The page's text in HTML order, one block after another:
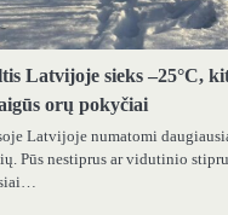
Latvijoje sieks –25°C,
orų pokyčiai
Latvijoje numatomi
Pūs nestiprus ar vidutinio